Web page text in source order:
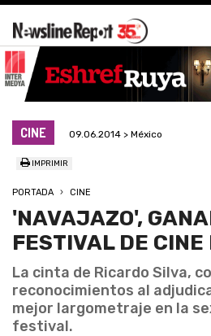
CINE 09.06.2014 > México
IMPRIMIR
PORTADA CINE
'NAVAJAZO',
FESTIVAL DE CINE
La cinta de Ricardo Silva,
reconocimientos al
mejor largometraje en la
festival.